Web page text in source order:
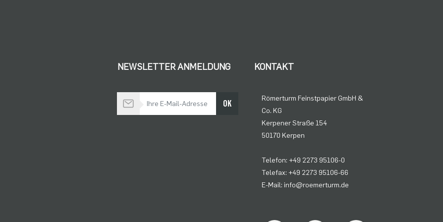
NEWSLETTER ANMELDUNG
Bleiben Sie auf dem Laufenden OK
KONTAKT
Römerturm Feinstpapier GmbH &
Co. KG
Kerpener Straße 154
50170 Kerpen
Telefon: +49 2273 95106-0
Telefax: +49 2273 95106-66
E-Mail: info@roemerturm.de